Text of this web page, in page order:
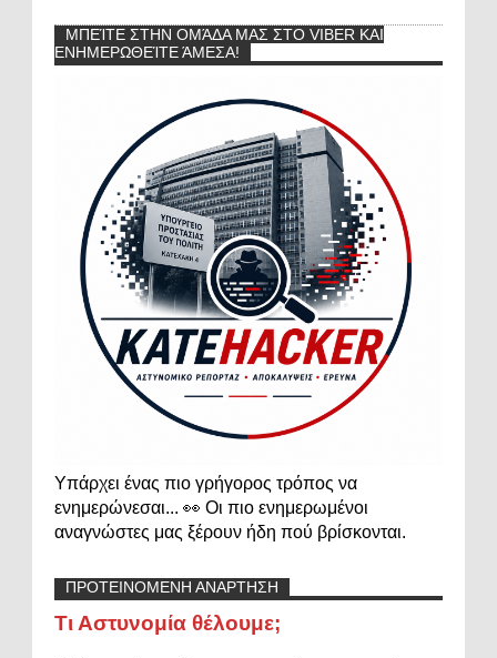
ΜΠΕΊΤΕ ΣΤΗΝ ΟΜΆΔΑ ΜΑΣ ΣΤΟ VIBER ΚΑΙ
ΕΝΗΜΕΡΩΘΕΊΤΕ ΆΜΕΣΑ!
Υπάρχει ένας πιο γρήγορος τρόπος να
ενημερώνεσαι... 👀 Οι πιο ενημερωμένοι
αναγνώστες μας ξέρουν ήδη πού βρίσκονται.
ΠΡΟΤΕΙΝΟΜΕΝΗ ΑΝΑΡΤΗΣΗ
Τι Αστυνομία θέλουμε;